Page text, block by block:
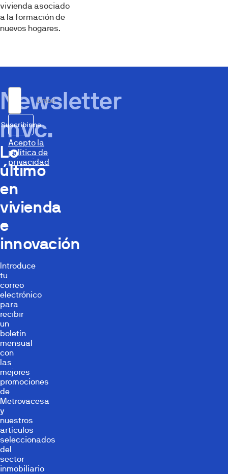
vivienda asociado
a la formación de
nuevos hogares.
Newsletter
mvc.
Lo
último
en
vivienda
e
innovación
Introduce
tu
correo
electrónico
para
recibir
un
boletín
mensual
con
las
mejores
promociones
de
Metrovacesa
y
nuestros
artículos
seleccionados
del
sector
inmobiliario
Email
Suscribirme
Acepto la
política de
privacidad